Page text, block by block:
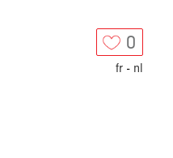
0
fr - nl